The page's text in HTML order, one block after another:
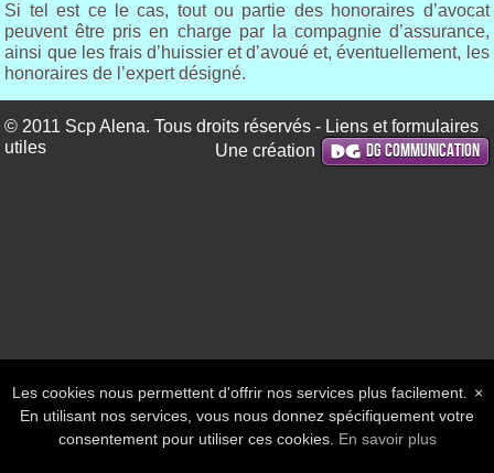
Si tel est ce le cas, tout ou partie des honoraires d’avocat
peuvent être pris en charge par la compagnie d’assurance,
ainsi que les frais d’huissier et d’avoué et, éventuellement, les
honoraires de l’expert désigné.
© 2011 Scp Alena. Tous droits réservés - Liens et formulaires
utiles
Une création DG Communication
×
Les cookies nous permettent d'offrir nos services plus facilement.
En utilisant nos services, vous nous donnez spécifiquement votre
consentement pour utiliser ces cookies. En savoir plus